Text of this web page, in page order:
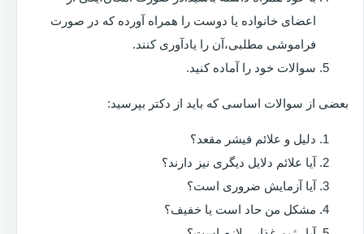
اعضای خانواده یا دوست را همراه آورده که در صورت
فراموشی مطلبی،آن را یادآوری کنند.
سوالات خود را آماده کنید.
بعضی از سوالات اساسی که باید از دکتر بپرسید:
دلیل و علائم فیشر مقعد؟
آیا علائم دلایل دیگری نیز دارند؟
آیا آزمایش ضروری است؟
مشکل من حاد است یا خفیف؟